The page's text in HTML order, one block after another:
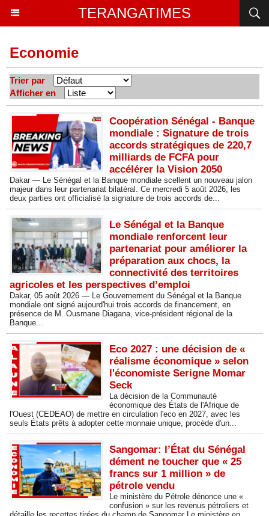
TERANGATIMES
Economie
Trier par
Afficher en
Coopération Sénégal - Banque
mondiale : Signature de trois
accords stratégiques de 220,7
milliards de FCFA pour
accélérer la Vision 2050
Dakar — Le Sénégal et la Banque mondiale scellent un nouveau jalon
majeur dans leur partenariat bilatéral. Ce mercredi 5 août 2026, les
deux parties ont officialisé la signature de trois accords de...
Le Sénégal et la Banque
mondiale renforcent leur
partenariat pour améliorer la
préparation aux chocs, la
connectivité des territoires
agricoles et les perspectives d’emploi
Dakar, 05 août 2026 — Le Gouvernement du Sénégal et la Banque
mondiale ont signé aujourd'hui trois accords de financement, en
présence de M. Ousmane Diagana, vice-président régional de la
Banque...
Eco 2027 : une décision de «
réalisme économique » selon
l'économiste Serigne Momar
Seck
La décision de la Communauté
économique des États de l'Afrique de
l'Ouest (CEDEAO) de mettre en circulation l'eco en 2027, avec les
seuls États prêts à adopter cette monnaie unique, procède d'un...
Sangomar: l’État du Sénégal
dément ne toucher que « 25
francs sur 1 million » de
pétrole vendu
Le ministère du Pétrole dénonce une «
confusion » sur les revenus pétroliers et